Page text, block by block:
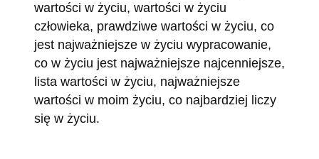
wartości w życiu, wartości w życiu
człowieka, prawdziwe wartości w życiu, co
jest najważniejsze w życiu wypracowanie,
co w życiu jest najważniejsze najcenniejsze,
lista wartości w życiu, najważniejsze
wartości w moim życiu, co najbardziej liczy
się w życiu.